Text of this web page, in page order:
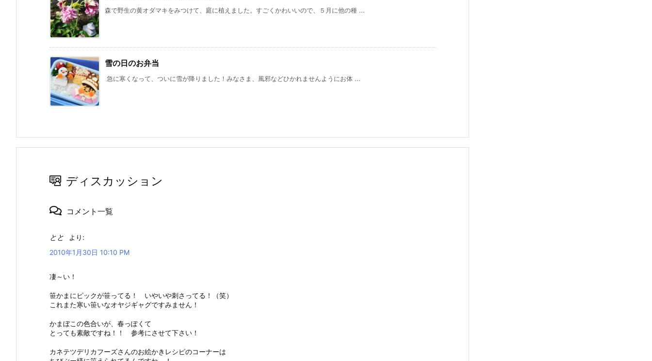
森で野生の黄オダマキをみつけて、庭に植えました。すごくかわいいので、５月に他の種 ...
雪の日のお弁当
急に寒くなって、ついに雪が降りました！みなさま、風邪などひかれませんようにお体 ...
ディスカッション
コメント一覧
とと
より:
2010年1月30日 10:10 PM
凄～い！
笹かまにピックが笹ってる！ いやいや刺さってる！（笑）
これまた寒い笹いなオヤジギャグですみません！
かまぼこの色合いが、春っぽくて
とっても素敵ですね！！ 参考にさせて下さい！
カネテツデリカフーズさんのお絵かきレシピのコーナーは